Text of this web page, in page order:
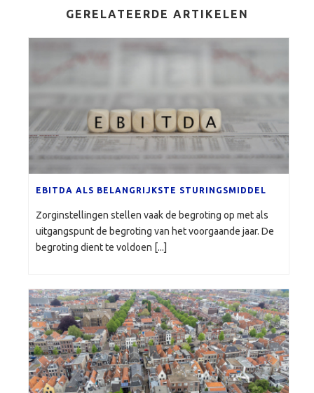
GERELATEERDE ARTIKELEN
EBITDA ALS BELANGRIJKSTE STURINGSMIDDEL
Zorginstellingen stellen vaak de begroting op met als
uitgangspunt de begroting van het voorgaande jaar. De
begroting dient te voldoen [...]